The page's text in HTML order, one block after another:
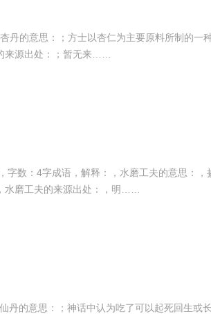
丹的意思：；方士以杏仁为主要原料所制的一
来源出处：；暂无来……
字数：4字成语，解释：，水磨工夫的意思：，
水磨工夫的来源出处：，明……
丹的意思：；神话中认为吃了可以起死回生或